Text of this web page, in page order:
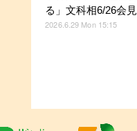
る」文科相6/26会見
2026.6.29 Mon 15:15